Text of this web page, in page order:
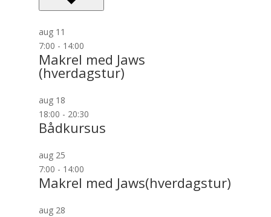
aug 11
7:00 - 14:00
Makrel med Jaws
(hverdagstur)
aug 18
18:00 - 20:30
Bådkursus
aug 25
7:00 - 14:00
Makrel med Jaws(hverdagstur)
aug 28